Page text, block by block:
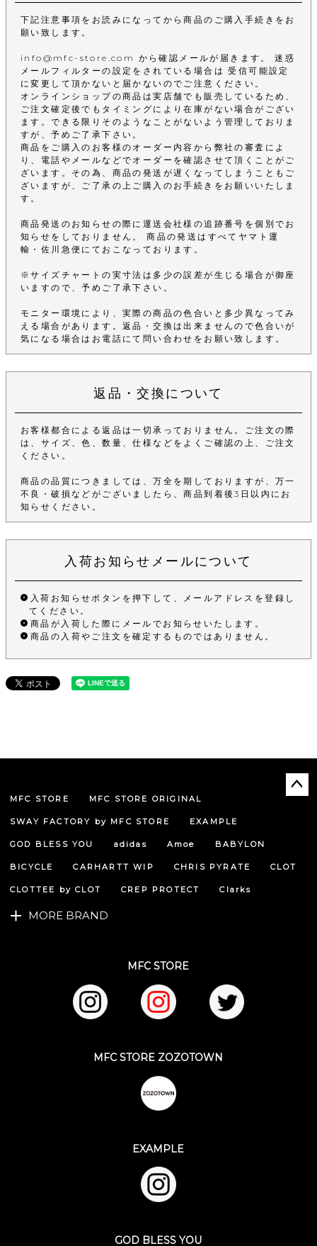
下記注意事項をお読みになってから商品のご購入手続きをお
願い致します。
info@mfc-store.com から確認メールが届きます。 迷惑
メールフィルターの設定をされている場合は 受信可能設定
に変更して頂かないと届かないのでご注意ください。
オンラインショップの商品は実店舗でも販売しているため、
ご注文確定後でもタイミングにより在庫がない場合がござい
ます。できる限りそのようなことがないよう管理しておりま
すが、予めご了承下さい。
商品をご購入のお客様のオーダー内容から弊社の審査によ
り、電話やメールなどでオーダーを確認させて頂くことがご
ざいます。その為、商品の発送が遅くなってしまうこともご
ざいますが、ご了承の上ご購入のお手続きをお願いいたしま
す。
商品発送のお知らせの際に運送会社様の追跡番号を個別でお
知らせをしておりません。 商品の発送はすべてヤマト運
輸・佐川急便にておこなっております。
※サイズチャートの実寸法は多少の誤差が生じる場合が御座
いますので、予めご了承下さい。
モニター環境により、実際の商品の色合いと多少異なってみ
える場合があります。返品・交換は出来ませんので色合いが
気になる場合はお電話にて問い合わせをお願い致します。
返品・交換について
お客様都合による返品は一切承っておりません。ご注文の際
は、サイズ、色、数量、仕様などをよくご確認の上、ご注文
ください。
商品の品質につきましては、万全を期しておりますが、万一
不良・破損などがございましたら、商品到着後3日以内にお
知らせください。
入荷お知らせメールについて
入荷お知らせボタンを押下して、メールアドレスを登録し
てください。
商品が入荷した際にメールでお知らせいたします。
商品の入荷やご注文を確定するものではありません。
MFC STORE MFC STORE ORIGINAL
SWAY FACTORY by MFC STORE EXAMPLE
GOD BLESS YOU adidas Amoe BABYLON
BICYCLE CARHARTT WIP CHRIS PYRATE CLOT
CLOTTEE by CLOT CREP PROTECT Clarks
MORE BRAND
MFC STORE
MFC STORE ZOZOTOWN
EXAMPLE
GOD BLESS YOU